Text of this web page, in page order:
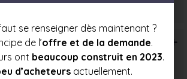
T6+
se renseigner dès maintenant ?
de l’offre et de la demande.
ont beaucoup construit en 2023.
d’acheteurs actuellement.